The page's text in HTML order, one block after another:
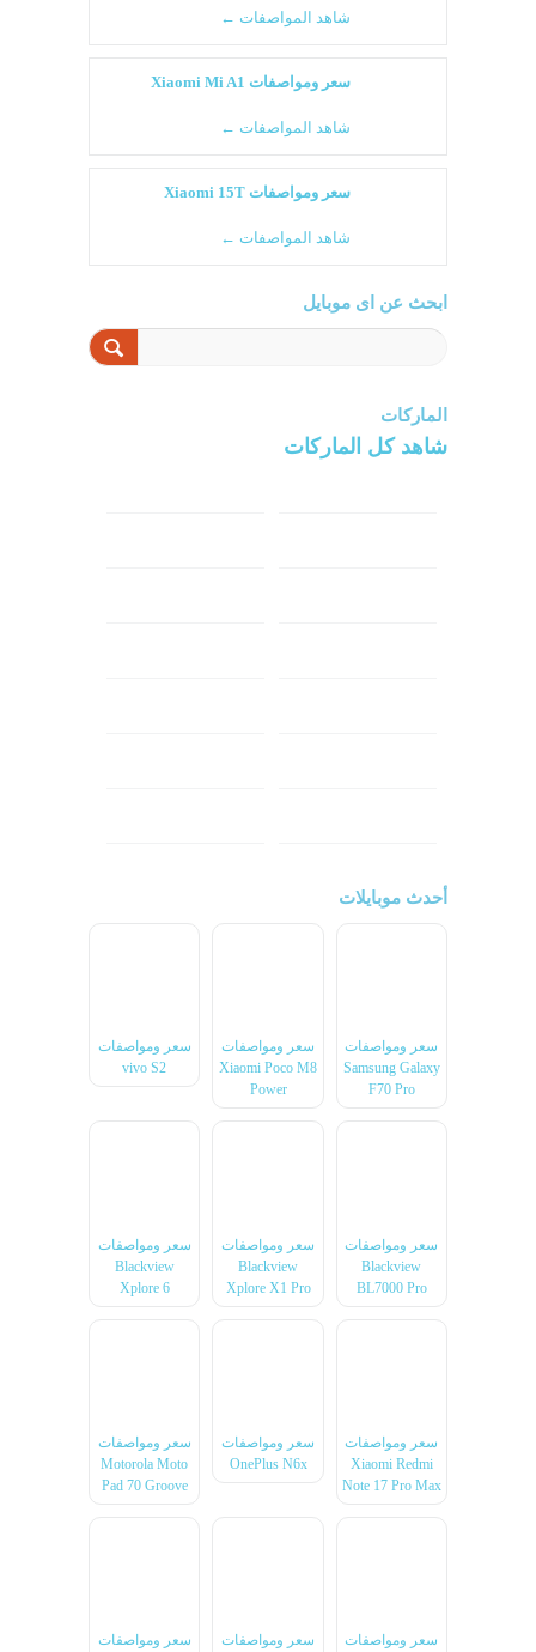
شاهد المواصفات ←
سعر ومواصفات Xiaomi Mi A1
شاهد المواصفات ←
سعر ومواصفات Xiaomi 15T
شاهد المواصفات ←
ابحث عن اى موبايل
الماركات
شاهد كل الماركات
أحدث موبايلات
سعر ومواصفات
Samsung Galaxy
F70 Pro
سعر ومواصفات
Xiaomi Poco M8
Power
سعر ومواصفات
vivo S2
سعر ومواصفات
Blackview
BL7000 Pro
سعر ومواصفات
Blackview
Xplore X1 Pro
سعر ومواصفات
Blackview
Xplore 6
سعر ومواصفات
Xiaomi Redmi
Note 17 Pro Max
سعر ومواصفات
OnePlus N6x
سعر ومواصفات
Motorola Moto
Pad 70 Groove
سعر ومواصفات
سعر ومواصفات
سعر ومواصفات